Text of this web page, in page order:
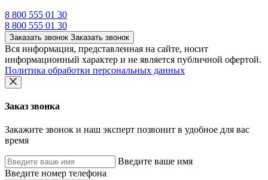
8 800 555 01 30
8 800 555 01 30
Заказать звонок Заказать звонок
Вся информация, представленная на сайте, носит
информационный характер и не является публичной офертой.
Политика обработки персональных данных
Заказ звонка
Закажите звонок и наш эксперт позвонит в удобное для вас
время
Введите ваше имя
Введите номер телефона